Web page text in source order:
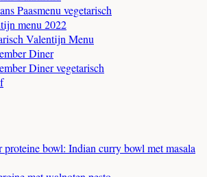
Paasmenu vegetarisch
menu 2022
Valentijn Menu
Diner
Diner vegetarisch
proteine bowl: Indian curry bowl met masala